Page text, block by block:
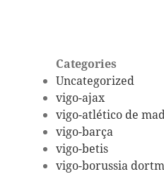
Categories
Uncategorized
vigo-ajax
vigo-atlético de
vigo-barça
vigo-betis
vigo-borussia